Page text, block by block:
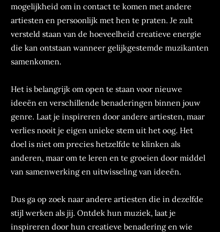
mogelijkheid om in contact te komen met andere
artiesten en persoonlijk met hen te praten. Je zult
versteld staan van de hoeveelheid creatieve energie
die kan ontstaan wanneer gelijkgestemde muzikanten
samenkomen.
Het is belangrijk om open te staan voor nieuwe
ideeën en verschillende benaderingen binnen jouw
genre. Laat je inspireren door andere artiesten, maar
verlies nooit je eigen unieke stem uit het oog. Het
doel is niet om precies hetzelfde te klinken als
anderen, maar om te leren en te groeien door middel
van samenwerking en uitwisseling van ideeën.
Dus ga op zoek naar andere artiesten die in dezelfde
stijl werken als jij. Ontdek hun muziek, laat je
inspireren door hun creatieve benadering en wie